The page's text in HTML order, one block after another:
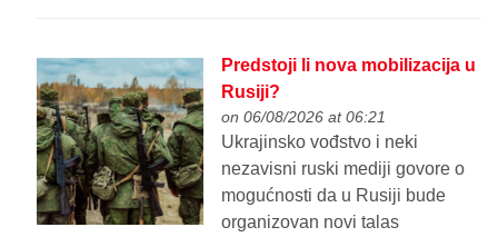
Predstoji li nova mobilizacija u
Rusiji?
on 06/08/2026 at 06:21
Ukrajinsko vođstvo i neki
nezavisni ruski mediji govore o
mogućnosti da u Rusiji bude
organizovan novi talas